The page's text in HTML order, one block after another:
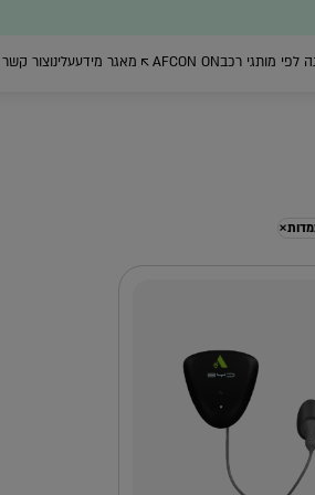
טעינה
לפי מותגי רכבAFCON ON מאגר מידעעלינוצור קשר
×